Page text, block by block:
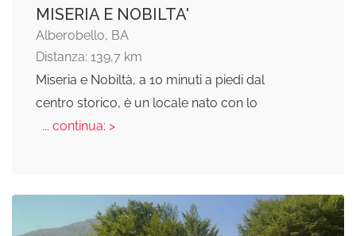
MISERIA E NOBILTA'
Alberobello, BA
Distanza: 139,7 km
Miseria e Nobiltà, a 10 minuti a piedi dal
centro storico, è un locale nato con lo
... continua: >